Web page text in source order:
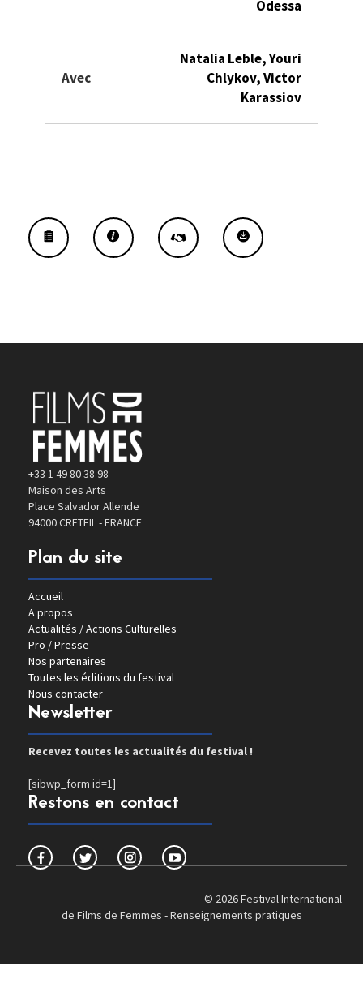
Odessa
Avec
Natalia Leble, Youri
Chlykov, Victor
Karassiov
+33 1 49 80 38 98
Maison des Arts
Place Salvador Allende
94000 CRETEIL - FRANCE
Plan du site
Accueil
A propos
Actualités / Actions Culturelles
Pro / Presse
Nos partenaires
Toutes les éditions du festival
Nous contacter
Newsletter
Recevez toutes les actualités du festival !
[sibwp_form id=1]
Restons en contact
© 2026 Festival International
de Films de Femmes -Renseignements pratiques